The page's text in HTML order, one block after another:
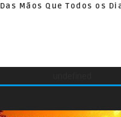
Das Mãos Que Todos os